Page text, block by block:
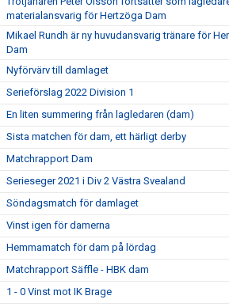
materialansvarig för Hertzöga Dam
Mikael Rundh är ny huvudansvarig tränare för
Dam
Nyförvärv till damlaget
Serieförslag 2022 Division 1
En liten summering från lagledaren (dam)
Sista matchen för dam, ett härligt derby
Matchrapport Dam
Serieseger 2021 i Div 2 Västra Svealand
Söndagsmatch för damlaget
Vinst igen för damerna
Hemmamatch för dam på lördag
Matchrapport Säffle - HBK dam
1 - 0 Vinst mot IK Brage